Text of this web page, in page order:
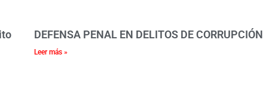
DEFENSA PENAL EN DELITOS DE CORRUPCIÓN
Leer más »